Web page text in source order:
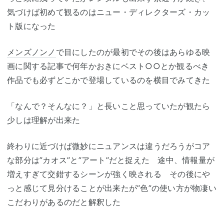
気づけば初めて観るのはニュー・ディレクターズ・カッ
ト版になった
メンズノンノ で目にしたのが最初でその後はあらゆる映
画に関する記事で何年かおきにベスト○○とか観るべき
作品でも必ずどこかで登場しているのを横目でみてきた
「なんで？そんなに？」と長いこと思っていたが観たら
少しは理解が出来た
終わりに近づけば微妙にニュアンスは違うだろうがコア
な部分は”カオス”と”アート”だと捉えた 途中、情報量が
増えすぎて交錯するシーンが強く映される その後にや
っと感じて見分けることが出来たが”色”の使い方が物凄い
こだわりがあるのだと解釈した